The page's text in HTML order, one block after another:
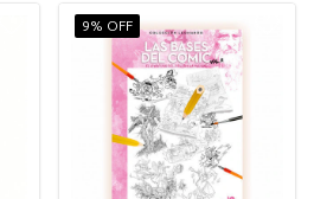
9% OFF